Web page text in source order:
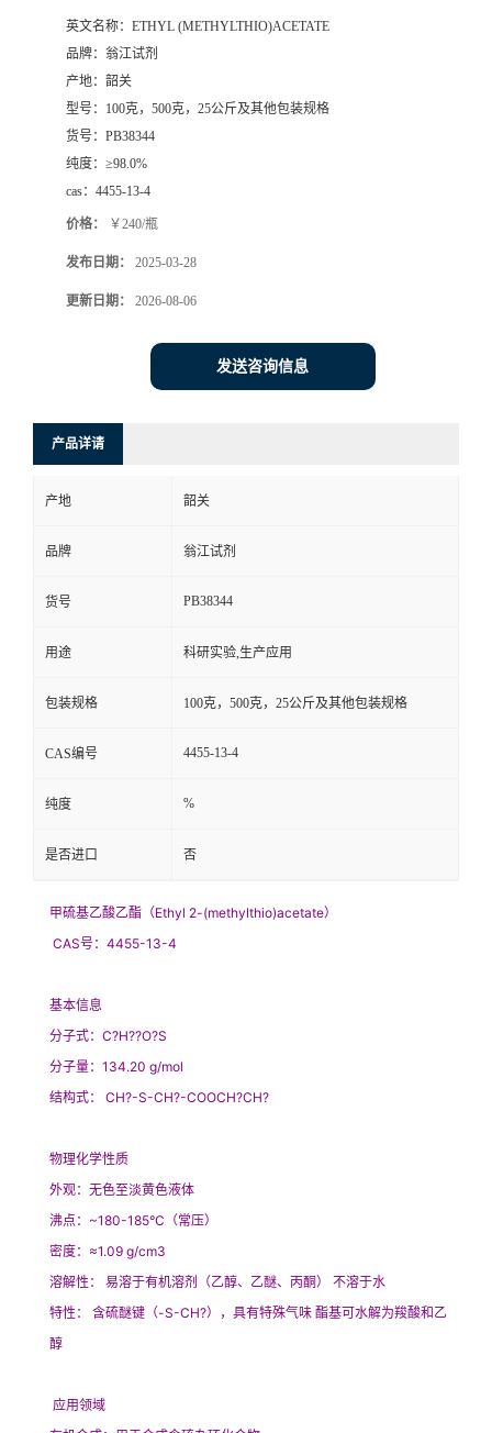
英文名称： ETHYL (METHYLTHIO)ACETATE
品牌： 翁江试剂
产地： 韶关
型号： 100克，500克，25公斤及其他包装规格
货号： PB38344
纯度： ≥98.0%
cas： 4455-13-4
价格： ￥240/瓶
发布日期： 2025-03-28
更新日期： 2026-08-06
发送咨询信息
产品详请
产地 韶关
品牌 翁江试剂
货号 PB38344
用途 科研实验,生产应用
包装规格 100克，500克，25公斤及其他包装规格
CAS编号 4455-13-4
纯度 %
是否进口 否
甲硫基乙酸乙酯（Ethyl 2-(methylthio)acetate）
CAS号：4455-13-4
基本信息
分子式：C?H??O?S
分子量：134.20 g/mol
结构式： CH?-S-CH?-COOCH?CH?
物理化学性质
外观：无色至淡黄色液体
沸点：~180-185°C（常压）
密度：≈1.09 g/cm3
溶解性： 易溶于有机溶剂（乙醇、乙醚、丙酮） 不溶于水
特性： 含硫醚键（-S-CH?），具有特殊气味 酯基可水解为羧酸和乙
醇
应用领域